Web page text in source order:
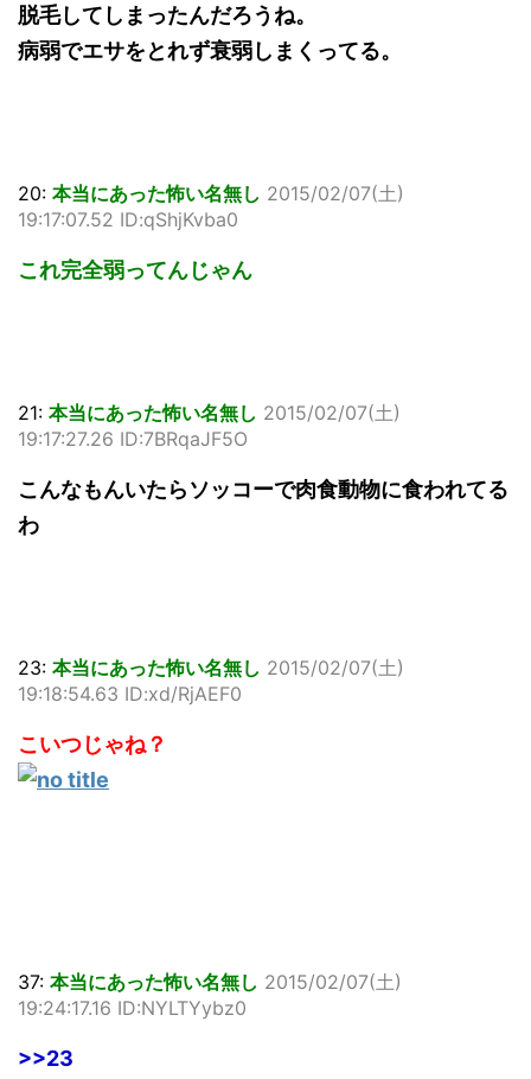
脱毛してしまったんだろうね。
病弱でエサをとれず衰弱しまくってる。
20: 本当にあった怖い名無し 2015/02/07(土)
19:17:07.52 ID:qShjKvba0
これ完全弱ってんじゃん
21: 本当にあった怖い名無し 2015/02/07(土)
19:17:27.26 ID:7BRqaJF5O
こんなもんいたらソッコーで肉食動物に食われてる
わ
23: 本当にあった怖い名無し 2015/02/07(土)
19:18:54.63 ID:xd/RjAEF0
こいつじゃね？
37: 本当にあった怖い名無し 2015/02/07(土)
19:24:17.16 ID:NYLTYybz0
>>23